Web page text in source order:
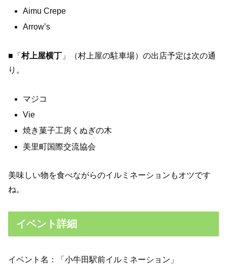
Aimu Crepe
Arrow’s
■「村上屋横丁 」（村上屋の駐車場）の出店予定は次の通
り。
マジコ
Vie
焼き菓子工房くぬぎの木
美里町国際交流協会
美味しい物を食べながらのイルミネーションもオツです
ね。
イベント詳細
イベント名：「小牛田駅前イルミネーション」